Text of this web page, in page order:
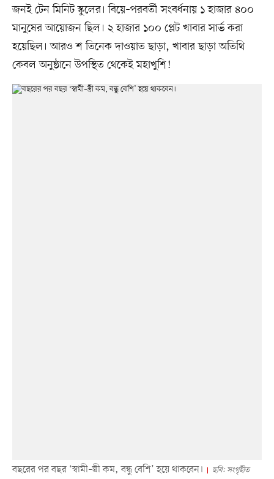
জনই টেন মিনিট স্কুলের। বিয়ে–পরবর্তী সংবর্ধনায় ১ হাজার ৪০০
মানুষের আয়োজন ছিল। ২ হাজার ১০০ প্লেট খাবার সার্ভ করা
হয়েছিল। আরও শ তিনেক দাওয়াত ছাড়া, খাবার ছাড়া অতিথি
কেবল অনুষ্ঠানে উপস্থিত থেকেই মহাখুশি!
বছরের পর বছর ‘স্বামী–স্ত্রী কম, বন্ধু বেশি’ হয়ে থাকবেন। ছবি: সংগৃহীত